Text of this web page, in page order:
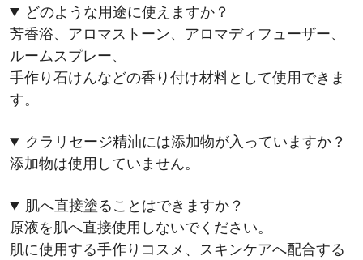
どのような用途に使えますか？
芳香浴、アロマストーン、アロマディフューザー、
ルームスプレー、
手作り石けんなどの香り付け材料として使用できま
す。
クラリセージ精油には添加物が入っていますか？
添加物は使用していません。
肌へ直接塗ることはできますか？
原液を肌へ直接使用しないでください。
肌に使用する手作りコスメ、スキンケアへ配合する